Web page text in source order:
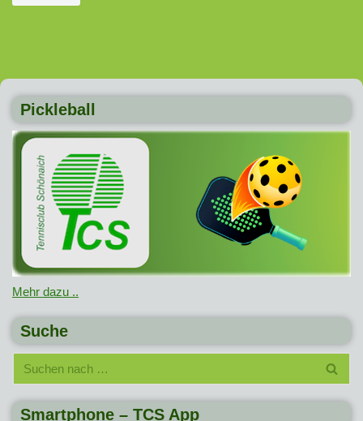
Pickleball
Mehr dazu ..
Suche
Smartphone – TCS App